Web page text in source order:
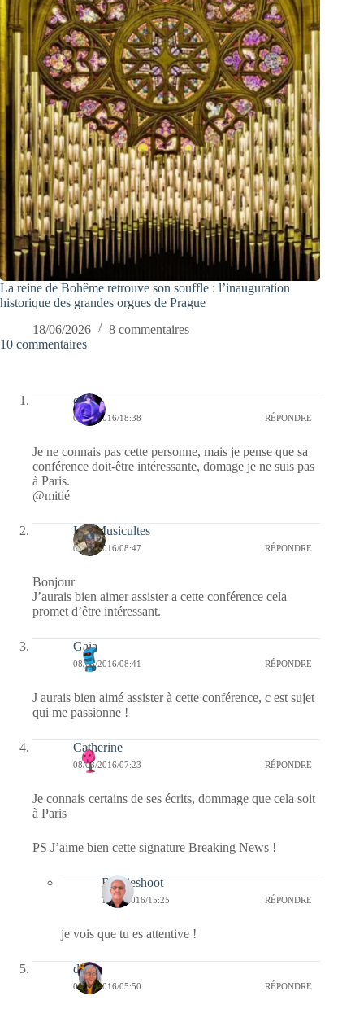
La reine de Bohême retrouve son souffle : l’inauguration
historique des grandes orgues de Prague
18/06/2026
8 commentaires
10 commentaires
covix
08/03/2016/18:38 RÉPONDRE
Je ne connais pas cette personne, mais je pense que sa
conférence doit-être intéressante, domage je ne suis pas
à Paris.
@mitié
Les Musicultes
08/03/2016/08:47 RÉPONDRE
Bonjour
J’aurais bien aimer assister a cette conférence cela
promet d’être intéressant.
Gaia
08/03/2016/08:41 RÉPONDRE
J aurais bien aimé assister à cette conférence, c est sujet
qui me passionne !
Catherine
08/03/2016/07:23 RÉPONDRE
Je connais certains de ses écrits, dommage que cela soit
à Paris
PS J’aime bien cette signature Breaking News !
Bernieshoot
18/03/2016/15:25 RÉPONDRE
je vois que tu es attentive !
dom
08/03/2016/05:50 RÉPONDRE